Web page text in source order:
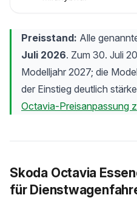
Preisstand: Alle
Juli 2026. Zum 30. Juli
Modelljahr 2027; die
der Einstieg deutlich
Octavia-Preisanpassung
Skoda Octavia
für